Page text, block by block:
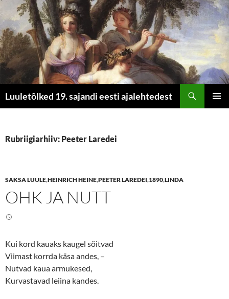
Luuletõlked 19. sajandi eesti ajalehtedest
Rubriigiarhiiv: Peeter Laredei
SAKSA LUULE,HEINRICH HEINE,PEETER LAREDEI,1890,LINDA
OHK JA NUTT
Kui kord kauaks kaugel sõitvad
Viimast korrda käsa andes, –
Nutvad kaua armukesed,
Kurvastavad leiina kandes.